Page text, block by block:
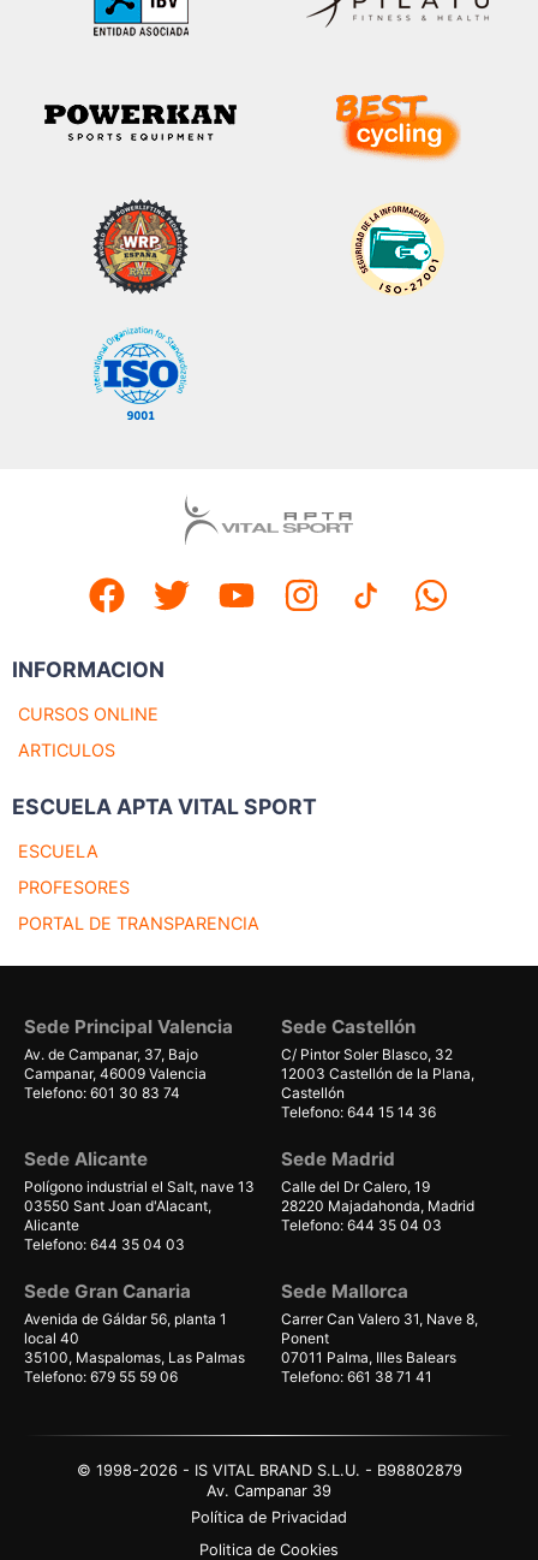
INFORMACION
CURSOS ONLINE
ARTICULOS
ESCUELA APTA VITAL SPORT
ESCUELA
PROFESORES
PORTAL DE TRANSPARENCIA
Sede Principal Valencia
Av. de Campanar, 37, Bajo
Campanar, 46009 Valencia
Telefono: 601 30 83 74
Sede Castellón
C/ Pintor Soler Blasco, 32
12003 Castellón de la Plana,
Castellón
Telefono: 644 15 14 36
Sede Alicante
Polígono industrial el Salt, nave 13
03550 Sant Joan d'Alacant,
Alicante
Telefono: 644 35 04 03
Sede Madrid
Calle del Dr Calero, 19
28220 Majadahonda, Madrid
Telefono: 644 35 04 03
Sede Gran Canaria
Avenida de Gáldar 56, planta 1
local 40
35100, Maspalomas, Las Palmas
Telefono: 679 55 59 06
Sede Mallorca
Carrer Can Valero 31, Nave 8,
Ponent
07011 Palma, Illes Balears
Telefono: 661 38 71 41
© 1998-2026 - IS VITAL BRAND S.L.U. - B98802879
Av. Campanar 39
Política de Privacidad
Politica de Cookies